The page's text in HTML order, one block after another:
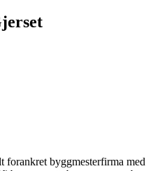
byggmesterfirma med